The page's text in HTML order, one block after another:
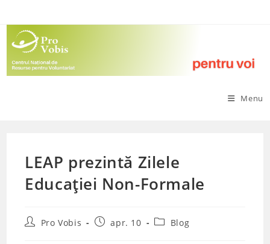
to
content
Menu
LEAP prezintă Zilele
Educației Non-Formale
PostPro Vobis
Postapr. 10
PostBlog